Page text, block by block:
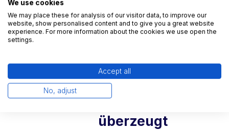
Lieferpartner
sind
von TradeLink
überzeugt
We use cookies
We may place these for analysis of our visitor data, to improve our
website, show personalised content and to give you a great website
experience. For more information about the cookies we use open the
settings.
Accept all
No, adjust